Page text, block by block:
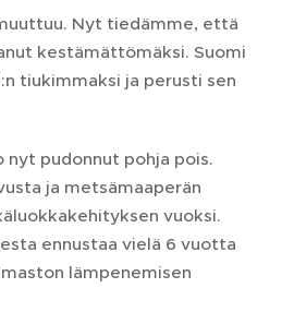
Nyt tiedämme, että
kestämättömäksi. Suomi
tiukimmaksi ja perusti sen
pudonnut pohja pois.
ja metsämaaperän
vuoksi.
ennustaa vielä 6 vuotta
lämpenemisen